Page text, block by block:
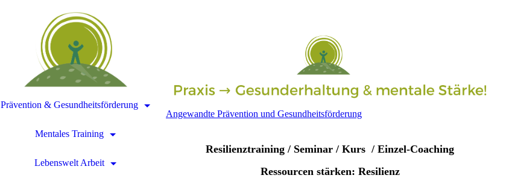
Prävention & Gesundheitsförderung
Mentales Training
Lebenswelt Arbeit
Angewandte Prävention und Gesundheitsförderung
Resilienztraining / Seminar / Kurs / Einzel-Coaching
Ressourcen stärken: Resilienz